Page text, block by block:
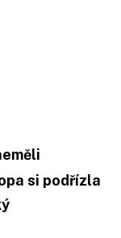
si podřízla